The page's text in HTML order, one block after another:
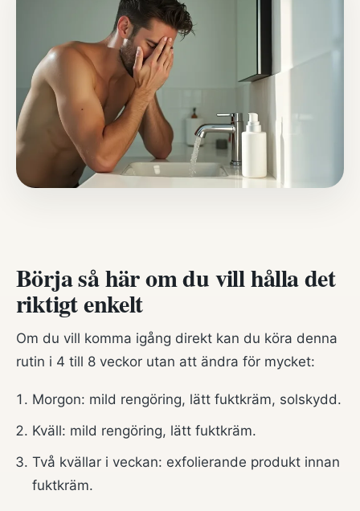
Börja så här om du vill hålla det
riktigt enkelt
Om du vill komma igång direkt kan du köra denna
rutin i 4 till 8 veckor utan att ändra för mycket:
Morgon: mild rengöring, lätt fuktkräm, solskydd.
Kväll: mild rengöring, lätt fuktkräm.
Två kvällar i veckan: exfolierande produkt innan
fuktkräm.